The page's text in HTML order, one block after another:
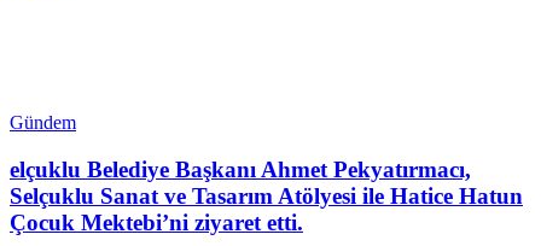
Gündem
elçuklu Belediye Başkanı Ahmet Pekyatırmacı,
Selçuklu Sanat ve Tasarım Atölyesi ile Hatice Hatun
Çocuk Mektebi’ni ziyaret etti.